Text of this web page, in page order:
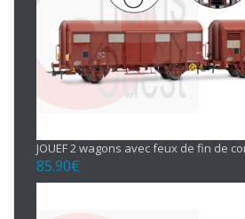
JOUEF 2 wagons avec feux de fin de
85.90€